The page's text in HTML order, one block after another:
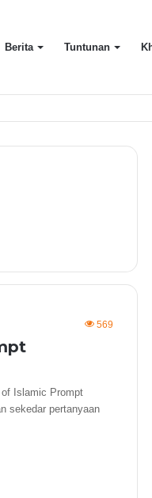
Berita Tuntunan
569
of Islamic Prompt
sekedar pertanyaan